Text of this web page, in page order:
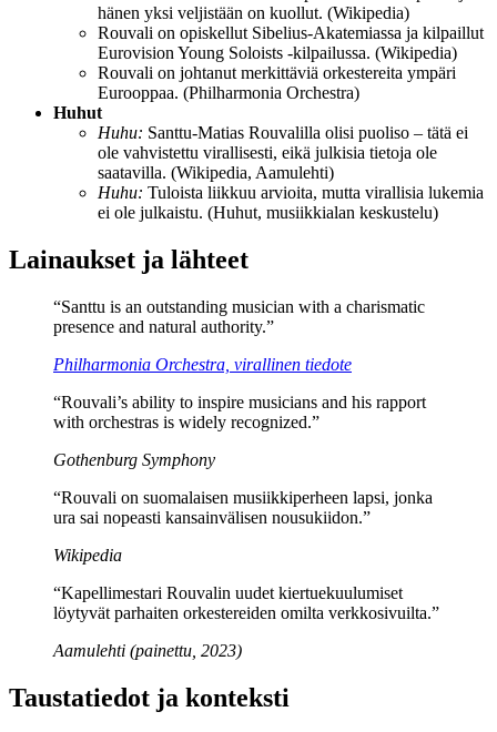
hänen yksi veljistään on kuollut. (Wikipedia)
Rouvali on opiskellut Sibelius-Akatemiassa ja kilpaillut
Eurovision Young Soloists -kilpailussa. (Wikipedia)
Rouvali on johtanut merkittäviä orkestereita ympäri
Eurooppaa. (Philharmonia Orchestra)
Huhut
Huhu: Santtu-Matias Rouvalilla olisi puoliso – tätä ei
ole vahvistettu virallisesti, eikä julkisia tietoja ole
saatavilla. (Wikipedia, Aamulehti)
Huhu: Tuloista liikkuu arvioita, mutta virallisia lukemia
ei ole julkaistu. (Huhut, musiikkialan keskustelu)
Lainaukset ja lähteet
“Santtu is an outstanding musician with a charismatic
presence and natural authority.”
Philharmonia Orchestra, virallinen tiedote
“Rouvali’s ability to inspire musicians and his rapport
with orchestras is widely recognized.”
Gothenburg Symphony
“Rouvali on suomalaisen musiikkiperheen lapsi, jonka
ura sai nopeasti kansainvälisen nousukiidon.”
Wikipedia
“Kapellimestari Rouvalin uudet kiertuekuulumiset
löytyvät parhaiten orkestereiden omilta verkkosivuilta.”
Aamulehti (painettu, 2023)
Taustatiedot ja konteksti